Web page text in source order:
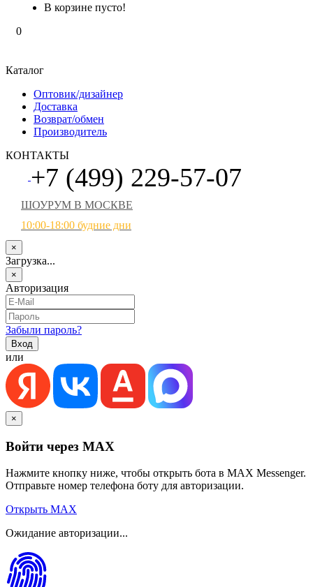
В корзине пусто!
0
Каталог
Оптовик/дизайнер
Доставка
Возврат/обмен
Производитель
КОНТАКТЫ
+7 (499) 229-57-07
ШОУРУМ В МОСКВЕ
10:00-18:00 будние дни
×
Загрузка...
×
Авторизация
Забыли пароль?
или
×
Войти через MAX
Нажмите кнопку ниже, чтобы открыть бота в MAX Messenger.
Отправьте номер телефона боту для авторизации.
Открыть MAX
Ожидание авторизации...